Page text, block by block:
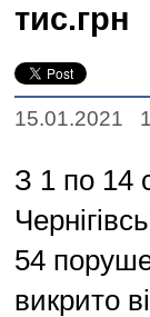
тис.грн
15.01.2021
З 1 по 14
54
викрито